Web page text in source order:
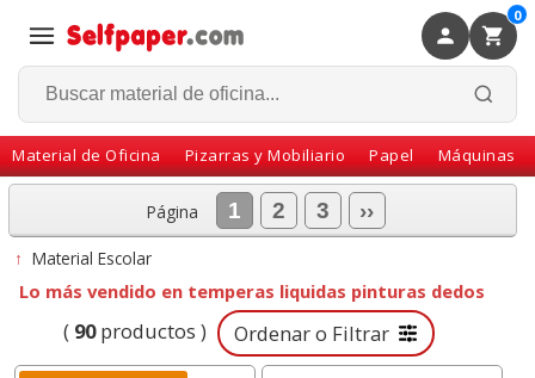
0
Material de Oficina Pizarras y Mobiliario Papel Máquinas
Volver
Página 1 2 3 ››
↑Material Escolar
Lo más vendido en temperas liquidas pinturas dedos
( 90productos ) Ordenar o Filtrar